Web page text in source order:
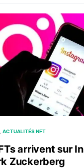
arrivent sur
ACTUALITÉS NFT
arrivent sur
Zuckerberg